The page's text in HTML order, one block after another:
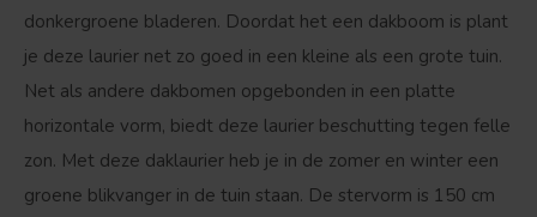
donkergroene bladeren. Doordat het een dakboom is plant
je deze laurier net zo goed in een kleine als een grote tuin.
Net als andere dakbomen opgebonden in een platte
horizontale vorm, biedt deze laurier beschutting tegen felle
zon. Met deze daklaurier heb je in de zomer en winter een
groene blikvanger in de tuin staan. De stervorm is 150 cm